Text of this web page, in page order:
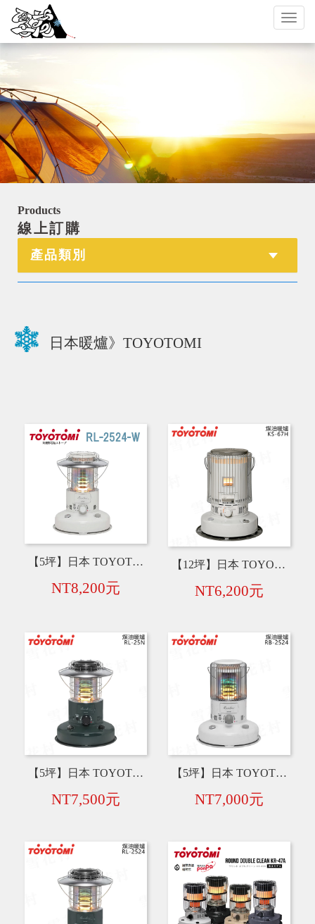
Toggle
Products
線上訂購
產品類別
日本暖爐》TOYOTOMI
【5坪】日本 TOYOTOMI RL-2524 七彩煤油暖爐【白色】 2024年冬季款
NT8,200元
【12坪】日本 TOYOTOMI KS-67H(W) 煤油暖爐
NT6,200元
【5坪】日本 TOYOTOMI RL-25N 七彩煤油暖爐【綠色】 2023年款
NT7,500元
【5坪】日本 TOYOTOMI RB-2524 七彩煤油暖爐【白色】 2024年冬季款
NT7,000元